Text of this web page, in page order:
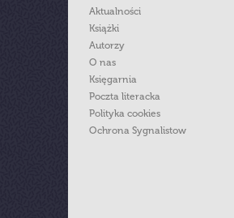
Aktualności
Książki
Autorzy
O nas
Księgarnia
Poczta literacka
Polityka cookies
Ochrona Sygnalistow